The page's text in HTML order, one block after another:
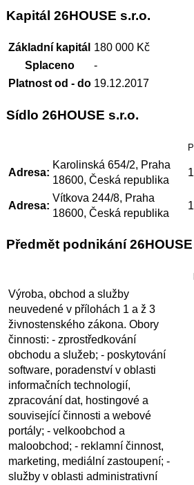
Kapitál 26HOUSE s.r.o.
Základní kapitál 180 000 Kč
Splaceno
-
Platnost od - do 19.12.2017
Sídlo 26HOUSE s.r.o.
Adresa:
Karolinská 654/2, Praha
18600, Česká republika
Adresa:
Vítkova 244/8, Praha
18600, Česká republika
Předmět podnikání
Výroba, obchod a služby
neuvedené v přílohách 1 a ž 3
živnostenského zákona. Obory
činnosti: - zprostředkování
obchodu a služeb; - poskytování
software, poradenství v oblasti
informačních technologií,
zpracování dat, hostingové a
související činnosti a webové
portály; - velkoobchod a
maloobchod; - reklamní činnost,
marketing, mediální zastoupení; -
služby v oblasti administrativní